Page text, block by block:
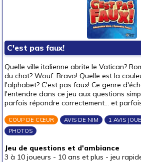
C'est pas faux!
Quelle ville italienne abrite le Vatican?
du chat? Wouf. Bravo! Quelle est la
l'alphabet? C'est pas faux! Ce genre
l'entendre dans ce jeu aux questions
parfois répondre correctement... et
COUP DE CŒUR AVIS DE NIM
1 AVIS
PHOTOS
Jeu de questions et d'ambiance
3 à 10 joueurs - 10 ans et plus - jeu